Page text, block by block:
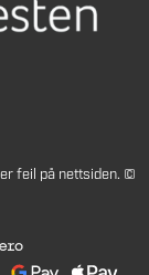
feil på nettsiden. ©